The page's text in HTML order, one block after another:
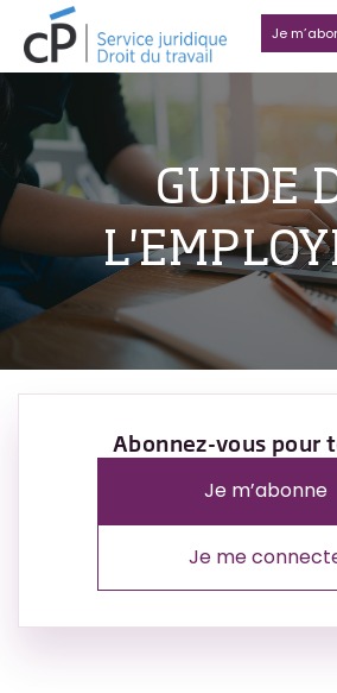
Je
GUIDE
Abonnez-vous pour
Je m’abonne
Je me